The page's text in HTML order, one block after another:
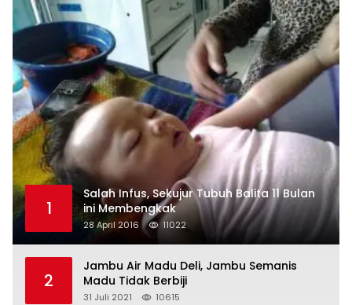
1
Salah Infus, Sekujur Tubuh Balita 11 Bulan
ini Membengkak
28 April 2016 11022
2
Jambu Air Madu Deli, Jambu Semanis
Madu Tidak Berbiji
31 Juli 2021 10615